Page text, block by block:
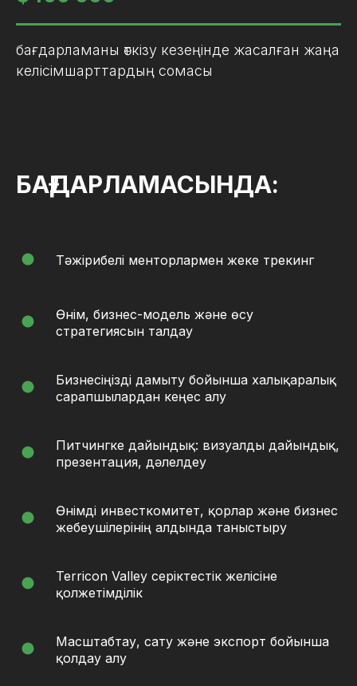
бағдарламаны өткізу кезеңінде жасалған жаңа
келісімшарттардың сомасы
БАҒДАРЛАМАСЫНДА:
Тәжірибелі менторлармен жеке трекинг
Өнім, бизнес-модель және өсу
стратегиясын талдау
Бизнесіңізді дамыту бойынша халықаралық
сарапшылардан кеңес алу
Питчингке дайындық: визуалды дайындық,
презентация, дәлелдеу
Өнімді инвесткомитет, қорлар және бизнес
жебеушілерінің алдында таныстыру
Terricon Valley серіктестік желісіне
қолжетімділік
Масштабтау, сату және экспорт бойынша
қолдау алу